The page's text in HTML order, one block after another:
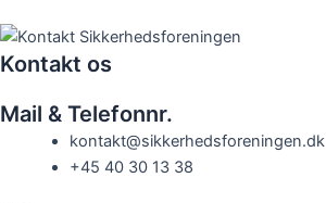
Kontakt os
Mail & Telefonnr.
kontakt@sikkerhedsforeningen.dk
+45 40 30 13 38